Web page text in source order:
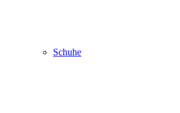
Schuhe